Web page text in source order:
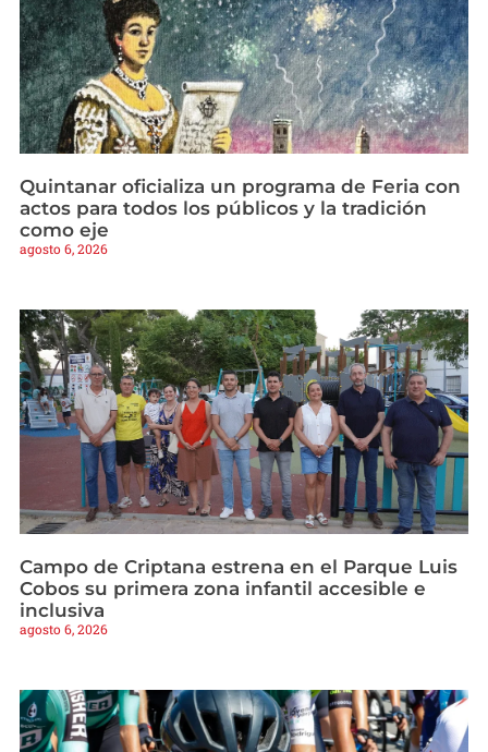
Quintanar oficializa un programa de Feria con
actos para todos los públicos y la tradición
como eje
agosto 6, 2026
Campo de Criptana estrena en el Parque Luis
Cobos su primera zona infantil accesible e
inclusiva
agosto 6, 2026